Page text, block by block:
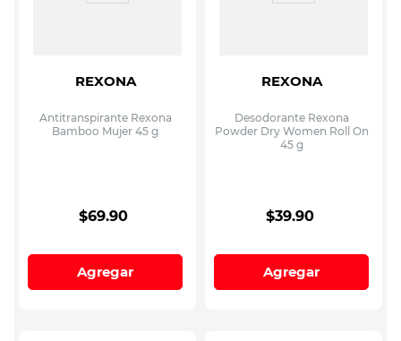
REXONA
Antitranspirante Rexona
Bamboo Mujer 45 g
$69.90
Agregar
REXONA
Desodorante Rexona
Powder Dry Women Roll On
45 g
$39.90
Agregar